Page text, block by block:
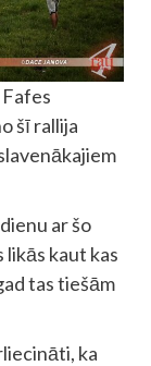
šī rallija
ar šo
kaut kas
tas tiešām
ka